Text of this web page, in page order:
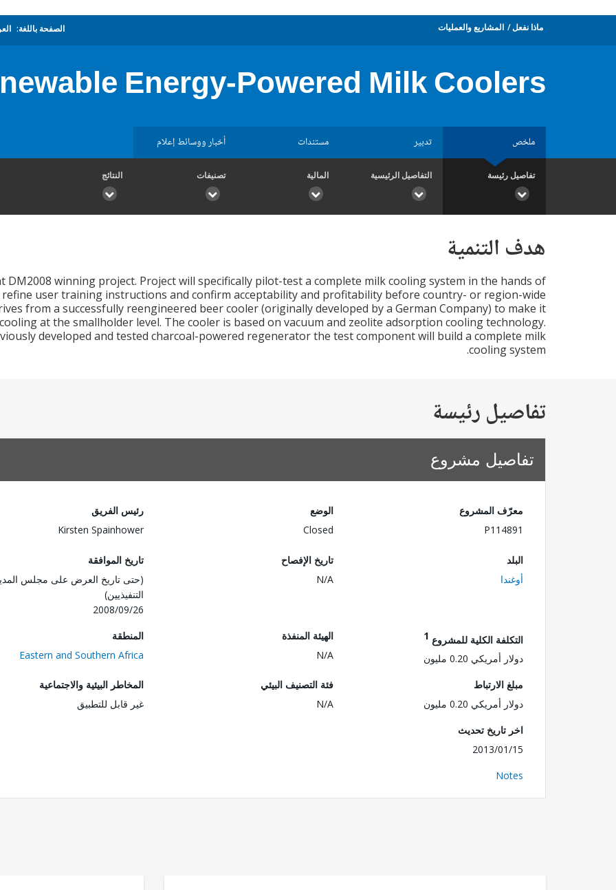
ماذا نفعل المشاريع والعمليات الصفحة باللغة:
Energy-Powered Milk Coolers
ملخص تدبير مستندات أخبار ووسائط إعلام
تفاصيل رئيسة التفاصيل الرئيسية المالية تصنيفات النتائج
هدف التنمية
DM2008 winning project. Project will specifically pilot-test a complete milk cooling system in the hands of
user training instructions and confirm acceptability and profitability before country- or region-wide
from a successfully reengineered beer cooler (originally developed by a German Company) to make it
at the smallholder level. The cooler is based on vacuum and zeolite adsorption cooling technology.
developed and tested charcoal-powered regenerator the test component will build a complete milk
cooling system.
تفاصيل رئيسة
تفاصيل مشروع
معرّف المشروع
P114891
الوضع
Closed
رئيس الفريق
Kirsten Spainhower
البلد
أوغندا
تاريخ الإفصاح
N/A
تاريخ الموافقة
(حتى تاريخ العرض على مجلس
التنفيذيين)
2008/09/26
التكلفة الكلية للمشروع 1
دولار أمريكي 0.20 مليون
الهيئة المنفذة
N/A
المنطقة
Eastern and Southern Africa
مبلغ الارتباط
دولار أمريكي 0.20 مليون
فئة التصنيف البيئي
N/A
المخاطر البيئية والاجتماعية
غير قابل للتطبيق
اخر تاريخ تحديث
2013/01/15
Notes